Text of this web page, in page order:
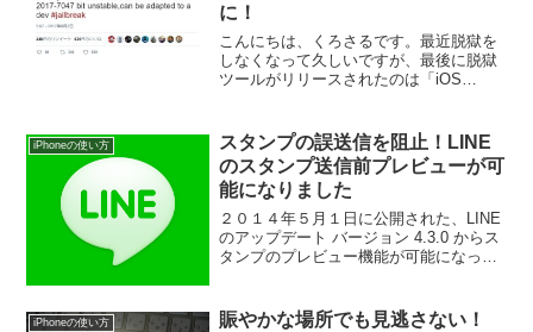
に！
こんにちは、くろさるです。最近脱獄を
しなくなって久しいですが、最後に脱獄
ツールがリリースされたのは「iOS
や、配信されていないアプリをインスト
ールしてiPhone...
iPhoneの使い方
スタンプの誤送信を阻止！LINE
のスタンプ送信前プレビューが可
能になりました
２０１４年５月１日に公開された、LINE
のアップデート バージョン 4.3.0 からス
タンプのプレビュー機能が可能になった
iPhoneの使い方
賑やかな場所でも見逃さない！